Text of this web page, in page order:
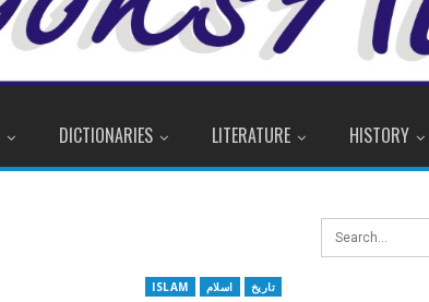
DICTIONARIES LITERATURE HISTORY
ISLAM اسلام تاریخ